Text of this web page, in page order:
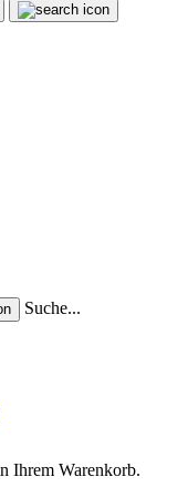
Suche...
Ihrem Warenkorb.